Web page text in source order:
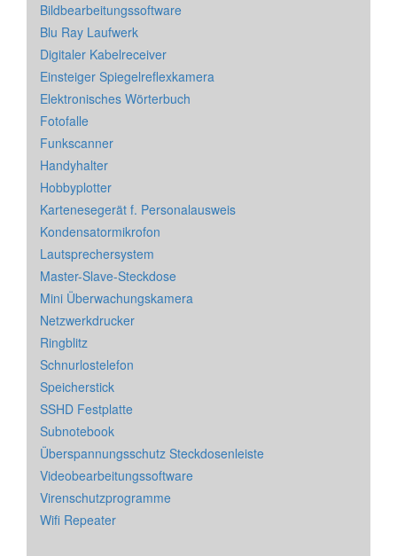
Bildbearbeitungssoftware
Blu Ray Laufwerk
Digitaler Kabelreceiver
Einsteiger Spiegelreflexkamera
Elektronisches Wörterbuch
Fotofalle
Funkscanner
Handyhalter
Hobbyplotter
Kartenesegerät f. Personalausweis
Kondensatormikrofon
Lautsprechersystem
Master-Slave-Steckdose
Mini Überwachungskamera
Netzwerkdrucker
Ringblitz
Schnurlostelefon
Speicherstick
SSHD Festplatte
Subnotebook
Überspannungsschutz Steckdosenleiste
Videobearbeitungssoftware
Virenschutzprogramme
Wifi Repeater